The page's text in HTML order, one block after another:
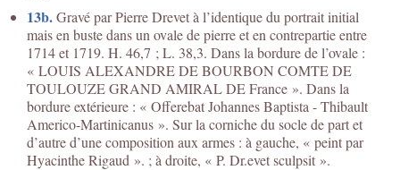
13b.Gravé par Pierre Drevet à l’identique du portrait initial
mais en buste dans un ovale de pierre et en contrepartie entre
1714 et 1719. H. 46,7 ; L. 38,3. Dans la bordure de l’ovale :
« LOUIS ALEXANDRE DE BOURBON COMTE DE
TOULOUZE GRAND AMIRAL DE France ». Dans la
bordure extérieure : « Offerebat Johannes Baptista - Thibault
Americo-Martinicanus ». Sur la corniche du socle de part et
d’autre d’une composition aux armes : à gauche, « peint par
Hyacinthe Rigaud ». ; à droite, « P. Dr.evet sculpsit ».